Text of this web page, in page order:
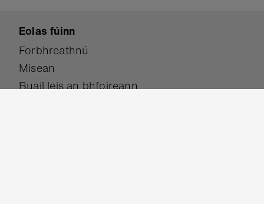
Eolas fúinn
Forbhreathnú
Misean
Buail leis an bhfoireann